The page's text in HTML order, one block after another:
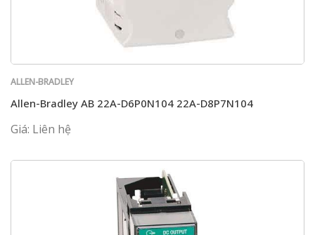
ALLEN-BRADLEY
Allen-Bradley AB 22A-D6P0N104 22A-D8P7N104
Giá: Liên hệ